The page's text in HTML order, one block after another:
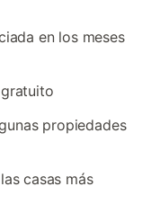
en los meses
propiedades
casas más